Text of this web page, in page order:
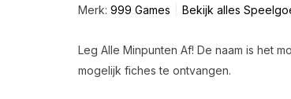
Merk: 999 Games Bekijk alles
Leg Alle Minpunten Af! De naam is het
mogelijk fiches te ontvangen.